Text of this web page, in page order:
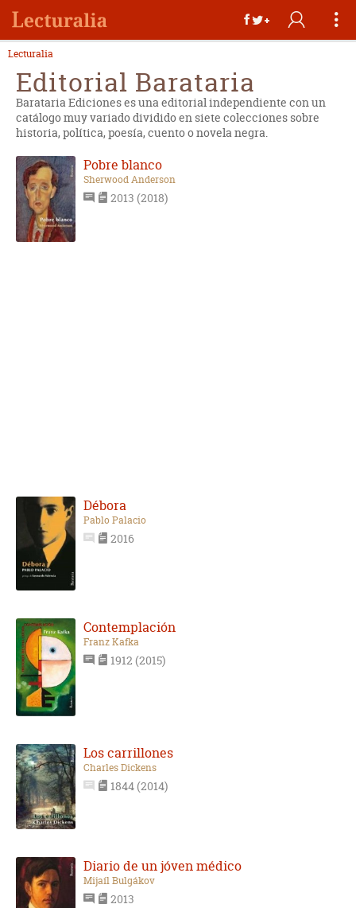
Lecturalia
Editorial Barataria
Barataria Ediciones es una editorial independiente con un
catálogo muy variado dividido en siete colecciones sobre
historia, política, poesía, cuento o novela negra.
Pobre blanco
Sherwood Anderson
2013 (2018)
Débora
Pablo Palacio
2016
Contemplación
Franz Kafka
1912 (2015)
Los carrillones
Charles Dickens
1844 (2014)
Diario de un jóven médico
Mijaíl Bulgákov
2013